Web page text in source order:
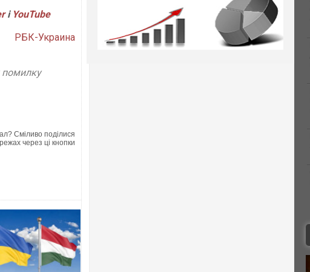
і YouTube
РБК-Украина
помилку
Сміливо поділися
через ці кнопки